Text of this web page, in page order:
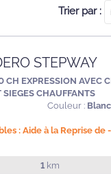
Trier par :
STEPWAY
CH EXPRESSION AVEC
CHAUFFANTS
Couleur :
: Aide à la Reprise de
1 km